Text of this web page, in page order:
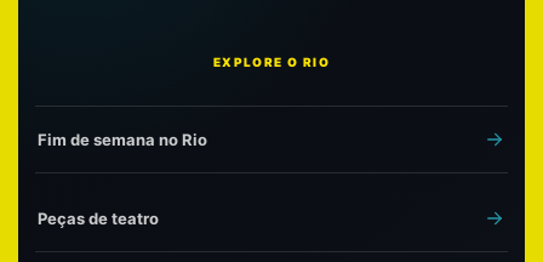
EXPLORE O RIO
Fim de semana no Rio
Peças de teatro